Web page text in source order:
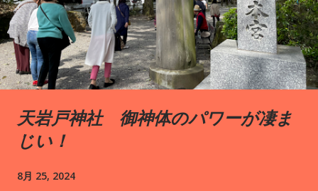
天岩戸神社 御神体のパワーが凄ま
じい！
8月 25, 2024